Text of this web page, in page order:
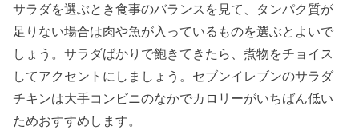
サラダを選ぶとき食事のバランスを見て、タンパク質が
足りない場合は肉や魚が入っているものを選ぶとよいで
しょう。サラダばかりで飽きてきたら、煮物をチョイス
してアクセントにしましょう。セブンイレブンのサラダ
チキンは大手コンビニのなかでカロリーがいちばん低い
ためおすすめします。